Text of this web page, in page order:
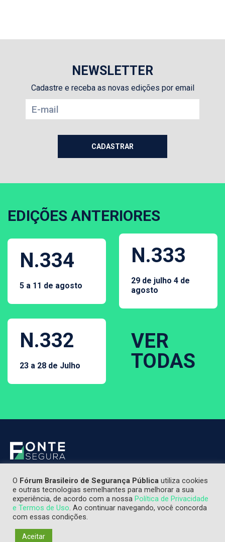
NEWSLETTER
Cadastre e receba as novas edições por email
EDIÇÕES ANTERIORES
N.334
5 a 11 de agosto
N.333
29 de julho 4 de
agosto
N.332
23 a 28 de Julho
VER
TODAS
O Fórum Brasileiro de Segurança Pública utiliza cookies
e outras tecnologias semelhantes para melhorar a sua
experiência, de acordo com a nossa Política de Privacidade
e Termos de Uso. Ao continuar navegando, você concorda
com essas condições.
Aceitar